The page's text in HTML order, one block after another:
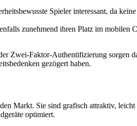
Spieler interessant, da
zunehmend ihren Platz im mobilen
Zwei-Faktor-Authentifizierung sorgen
gezögert haben.
Markt. Sie sind grafisch attraktiv,
optimiert.